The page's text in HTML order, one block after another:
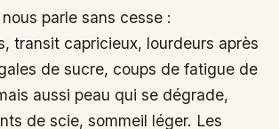
parle sans cesse :
transit capricieux, lourdeurs après
de sucre, coups de fatigue de
aussi peau qui se dégrade,
de scie, sommeil léger. Les